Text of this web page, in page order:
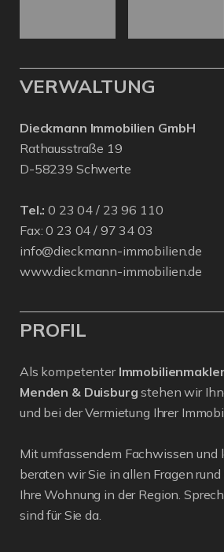
VERWALTUNG
Dieckmann Immobilien GmbH
Rathausstraße 19
D-58239 Schwerte
Tel.: 0 23 04 / 23 96 110
Fax: 0 23 04 / 97 34 03
info@dieckmann-immobilien.de
www.dieckmann-immobilien.de
PROFIL
Als kompetenter
Menden & Duisburg stehen wir
und bei der Vermietung Ihrer
Mit umfassendem Fachwissen und
beraten wir Sie in allen Fragen rund
Ihre Wohnung in der Region.
sind für Sie da.